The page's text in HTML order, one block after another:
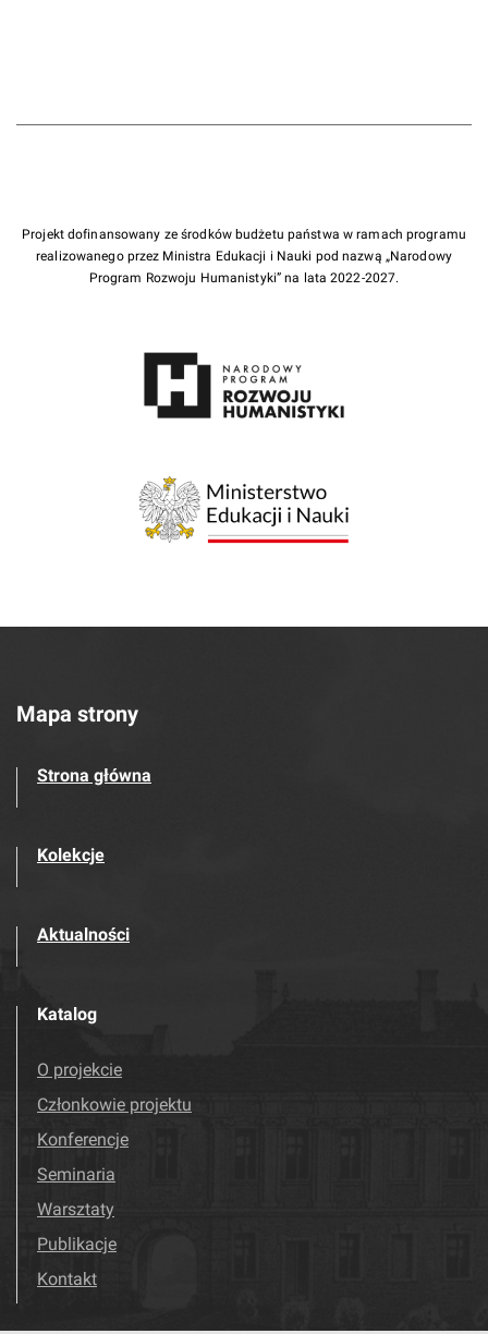
Projekt dofinansowany ze środków budżetu państwa w ramach programu
realizowanego przez Ministra Edukacji i Nauki pod nazwą „Narodowy
Program Rozwoju Humanistyki” na lata 2022-2027.
Mapa strony
Strona główna
Kolekcje
Aktualności
Katalog
O projekcie
Członkowie projektu
Konferencje
Seminaria
Warsztaty
Publikacje
Kontakt